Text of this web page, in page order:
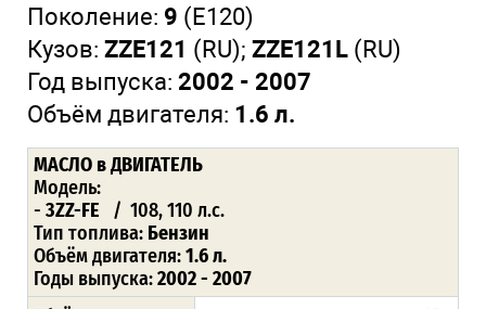
Поколение: 9 (E120)
Кузов: ZZE121 (RU); ZZE121L (RU)
Год выпуска: 2002 - 2007
Объём двигателя: 1.6 л.
МАСЛО в ДВИГАТЕЛЬ
Модель:
- 3ZZ-FE / 108, 110 л.с.
Тип топлива: Бензин
Объём двигателя:1.6 л.
Годы выпуска:2002 - 2007